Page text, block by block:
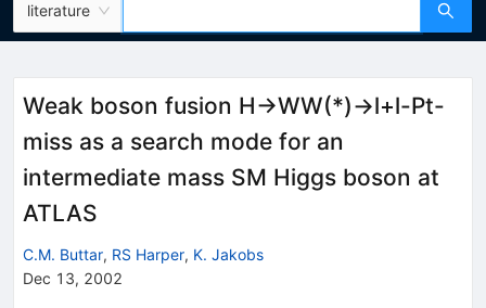
literature
Weak boson fusion H->WW(*)->l+l-Pt-
miss as a search mode for an
intermediate mass SM Higgs boson at
ATLAS
C.M. Buttar, RS Harper, K. Jakobs
Dec 13, 2002